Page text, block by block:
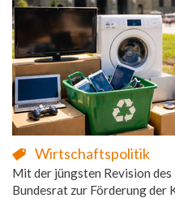
Wirtschaftspolitik
Mit der jüngsten Revision
Bundesrat zur Förderung